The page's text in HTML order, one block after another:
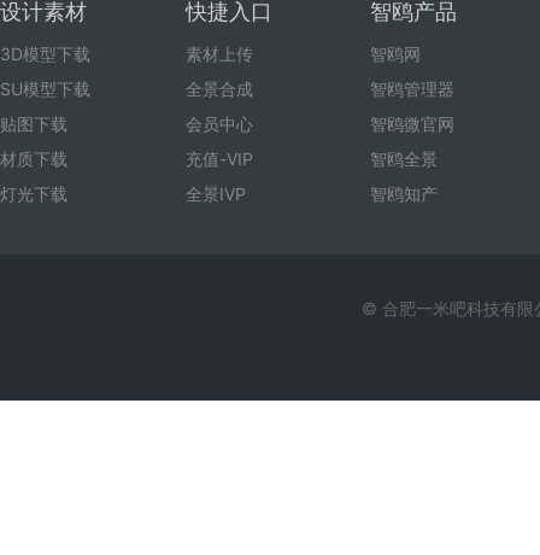
设计素材
3D模型下载
SU模型下载
贴图下载
材质下载
灯光下载
快捷入口
素材上传
全景合成
会员中心
充值-VIP
全景IVP
智鸥产品
智鸥网
智鸥管理器
智鸥微官网
智鸥全景
智鸥知产
© 合肥一米吧科技有